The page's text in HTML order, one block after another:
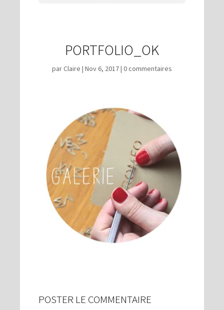
PORTFOLIO_OK
parClaire | Nov 6, 2017| 0 commentaires
POSTER LE COMMENTAIRE